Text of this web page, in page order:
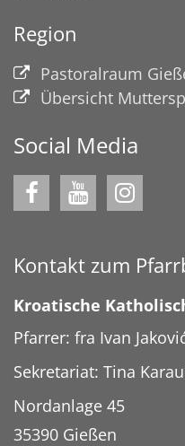
Region
Pastoralraum
Übersicht
Social Media
Kontakt zum
Kroatische
Pfarrer: fra Ivan
Sekretariat: Tina
Nordanlage 45
35390 Gießen